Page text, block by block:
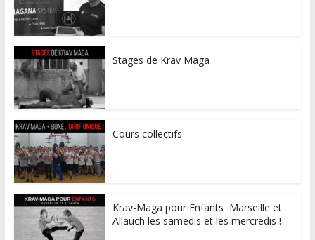
Stages de Krav Maga
Cours collectifs
Krav-Maga pour Enfants Marseille et
Allauch les samedis et les mercredis !